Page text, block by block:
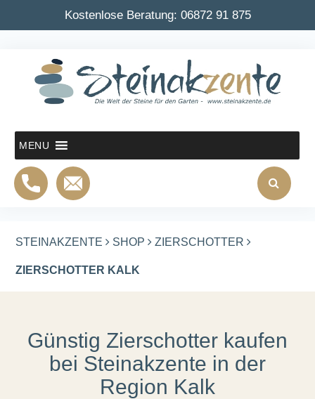
Kostenlose Beratung: 06872 91 875
MENU
STEINAKZENTE SHOP ZIERSCHOTTER
ZIERSCHOTTER KALK
Günstig Zierschotter kaufen
bei Steinakzente in der
Region Kalk